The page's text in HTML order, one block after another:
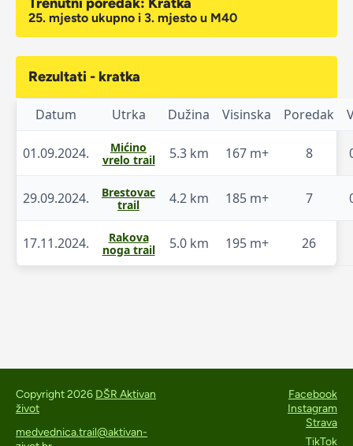
25. mjesto ukupno i 3. mjesto u M40
Rezultati - kratka
Datum Utrka Dužina Visinska Poredak
01.09.2024.
Mićino
vrelo trail
5.3 km 167 m+ 8
29.09.2024.
Brestovac
trail
4.2 km 185 m+ 7
17.11.2024.
Rakova
noga trail
5.0 km 195 m+ 26
Copyright 2026 DŠR Aktivan
život
medvednica.trail@aktivan-
Facebook
Instagram
Strava
TikTok